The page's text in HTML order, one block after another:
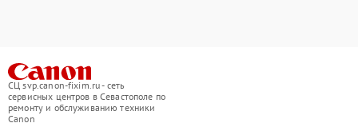
СЦ svp.canon-fixim.ru - сеть
сервисных центров в Севастополе по
ремонту и обслуживанию техники
Canon